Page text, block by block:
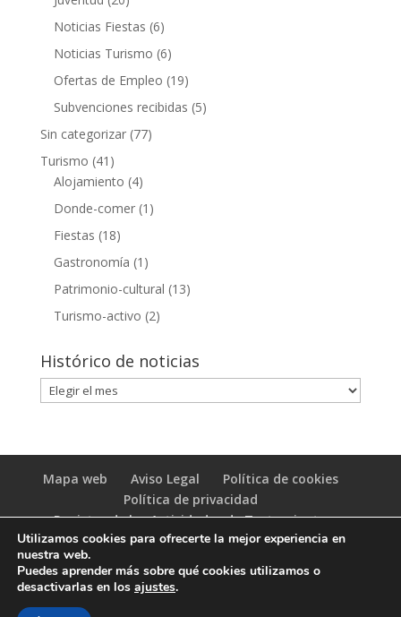
Noticias Fiestas (6)
Noticias Turismo (6)
Ofertas de Empleo (19)
Subvenciones recibidas (5)
Sin categorizar(77)
Turismo (41)
Alojamiento (4)
Donde-comer(1)
Fiestas (18)
Gastronomía (1)
Patrimonio-cultural (13)
Turismo-activo (2)
Histórico de noticias
Histórico
de
Mapa web Aviso Legal
Política de cookies
Política de privacidad
Registro de las Actividades de Tratamiento
(RAT)
Utilizamos cookies para ofrecerte la mejor experiencia en
nuestra web.
Puedes aprender más sobre qué cookies utilizamos o
desactivarlas en los ajustes.